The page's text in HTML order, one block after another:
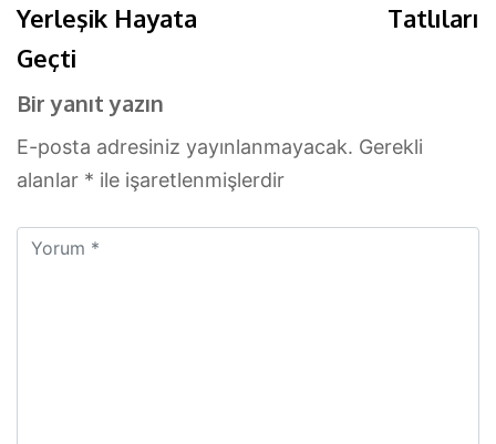
Yerleşik Hayata
Geçti
Tatlıları
Bir yanıt yazın
E-posta adresiniz yayınlanmayacak. Gerekli
alanlar * ile işaretlenmişlerdir